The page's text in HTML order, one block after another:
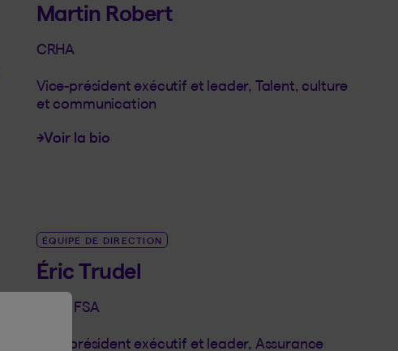
Martin Robert
CRHA
Vice-président exécutif et leader, Talent, culture
et communication
Voir la bio
LINK_SR_DE Martin Robert
ÉQUIPE DE DIRECTION
Éric Trudel
FICA, FSA
Vice-président exécutif et leader, Assurance